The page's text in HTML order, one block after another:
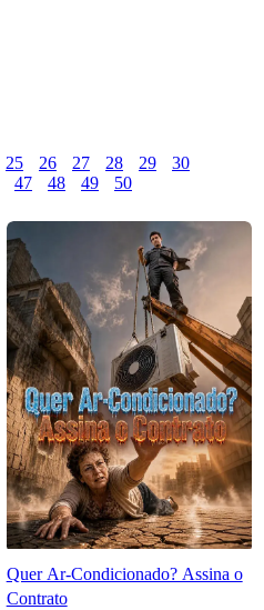
25 26 27 28 29
30
47 48 49 50
Quer Ar-Condicionado? Assina o
Contrato